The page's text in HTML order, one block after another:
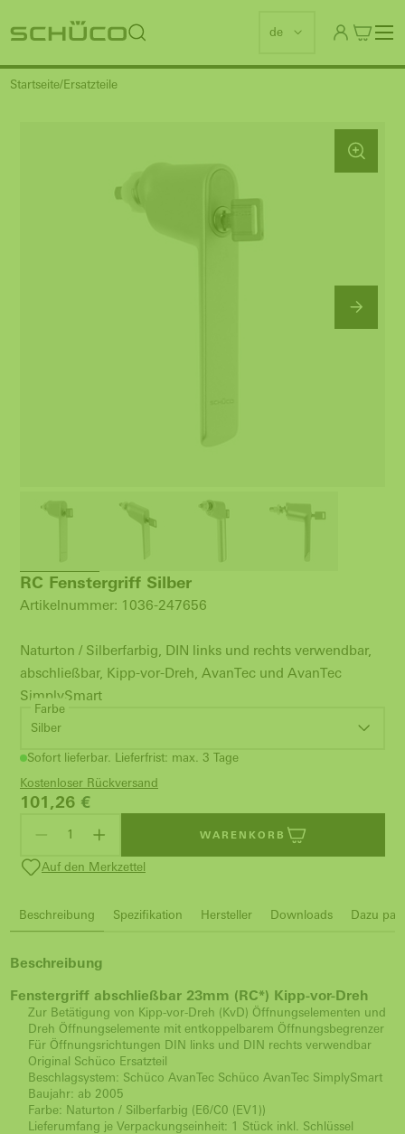
de
Startseite Ersatzteile
RC Fenstergriff Silber
Artikelnummer: 1036-247656
Naturton / Silberfarbig, DIN links und rechts verwendbar,
abschließbar, Kipp-vor-Dreh, AvanTec und AvanTec
SimplySmart
Farbe
Silber
Sofort lieferbar. Lieferfrist: max. 3 Tage
Kostenloser Rückversand
101,26 €
WARENKORB
Auf den Merkzettel
Beschreibung Spezifikation Hersteller Downloads Dazu
Beschreibung
Fenstergriff abschließbar 23mm (RC*) Kipp-vor-Dreh
Zur Betätigung von Kipp-vor-Dreh (KvD) Öffnungselementen und
Dreh Öffnungselemente mit entkoppelbarem Öffnungsbegrenzer
Für Öffnungsrichtungen DIN links und DIN rechts verwendbar
Original Schüco Ersatzteil
Beschlagsystem: Schüco AvanTec Schüco AvanTec SimplySmart
Baujahr: ab 2005
Farbe: Naturton / Silberfarbig (E6/C0 (EV1))
Lieferumfang je Verpackungseinheit: 1 Stück inkl. Schlüssel